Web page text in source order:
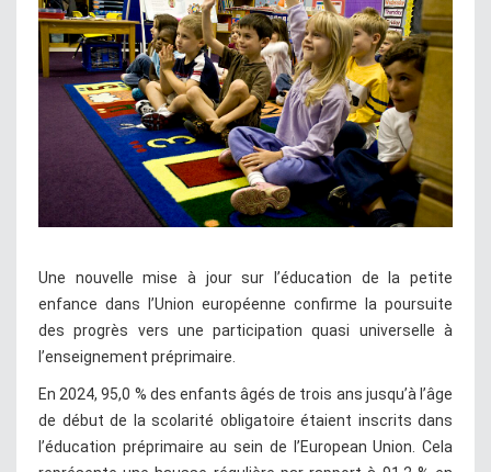
Une nouvelle mise à jour sur l’éducation de la petite
enfance dans l’Union européenne confirme la poursuite
des progrès vers une participation quasi universelle à
l’enseignement préprimaire.
En 2024, 95,0 % des enfants âgés de trois ans jusqu’à l’âge
de début de la scolarité obligatoire étaient inscrits dans
l’éducation préprimaire au sein de l’European Union. Cela